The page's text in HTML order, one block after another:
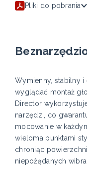
Pliki do pobrania
Wymienny, stabilny i
wyglądać montaż
Director
narzędzi, co
mocowanie w
wieloma punktami
chroniąc
niepożądanych